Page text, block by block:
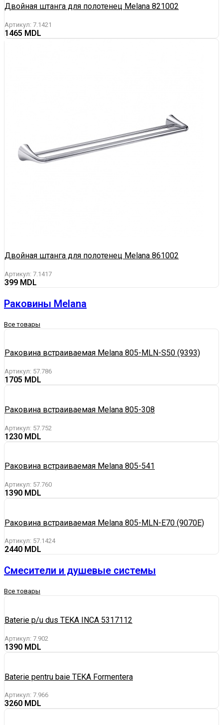
Двойная штанга для полотенец Melana 821002
Артикул: 7.1421
1465
Двойная штанга для полотенец Melana 861002
Артикул: 7.1417
399
Раковины Melana
Все товары
Раковина вcтраиваемая Melana 805-MLN-S50 (9393)
Артикул: 57.786
1705
Раковина встраиваемая Melana 805-308
Артикул: 57.752
1230
Раковина встраиваемая Melana 805-541
Артикул: 57.760
1390
Раковина встраиваемая Melana 805-MLN-E70 (9070E)
Артикул: 57.1424
2440
Смесители и душевые системы
Все товары
Baterie p/u dus TEKA INCA 5317112
Артикул: 7.902
1390
Baterie pentru baie TEKA Formentera
Артикул: 7.966
3260